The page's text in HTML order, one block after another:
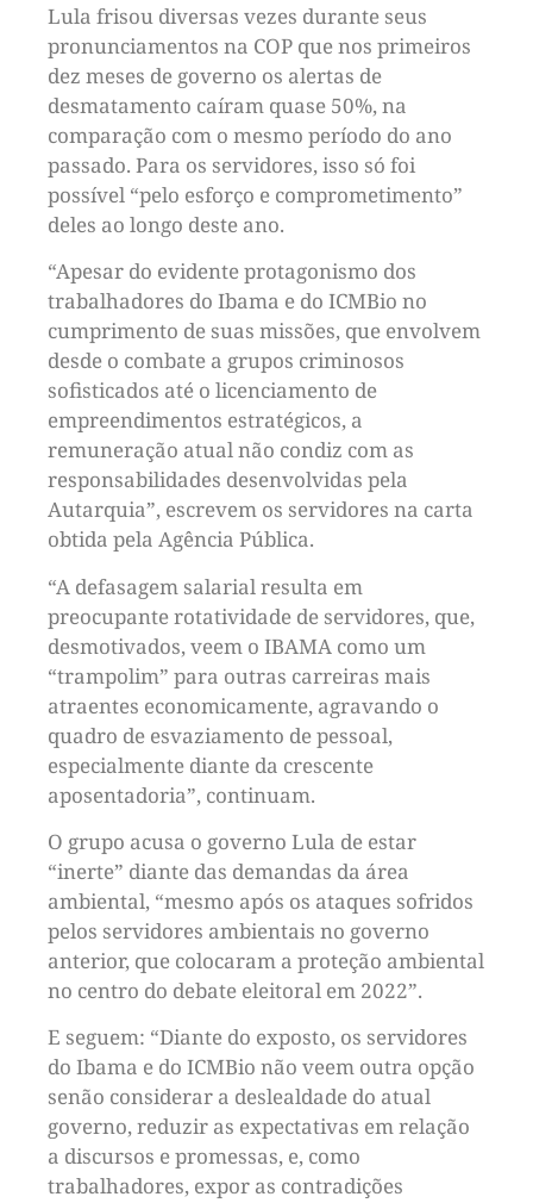
Lula frisou diversas vezes durante seus
pronunciamentos na COP que nos primeiros
dez meses de governo os alertas de
desmatamento caíram quase 50%, na
comparação com o mesmo período do ano
passado. Para os servidores, isso só foi
possível “pelo esforço e comprometimento”
deles ao longo deste ano.
“Apesar do evidente protagonismo dos
trabalhadores do Ibama e do ICMBio no
cumprimento de suas missões, que envolvem
desde o combate a grupos criminosos
sofisticados até o licenciamento de
empreendimentos estratégicos, a
remuneração atual não condiz com as
responsabilidades desenvolvidas pela
Autarquia”, escrevem os servidores na carta
obtida pela Agência Pública.
“A defasagem salarial resulta em
preocupante rotatividade de servidores, que,
desmotivados, veem o IBAMA como um
“trampolim” para outras carreiras mais
atraentes economicamente, agravando o
quadro de esvaziamento de pessoal,
especialmente diante da crescente
aposentadoria”, continuam.
O grupo acusa o governo Lula de estar
“inerte” diante das demandas da área
ambiental, “mesmo após os ataques sofridos
pelos servidores ambientais no governo
anterior, que colocaram a proteção ambiental
no centro do debate eleitoral em 2022”.
E seguem: “Diante do exposto, os servidores
do Ibama e do ICMBio não veem outra opção
senão considerar a deslealdade do atual
governo, reduzir as expectativas em relação
a discursos e promessas, e, como
trabalhadores, expor as contradições